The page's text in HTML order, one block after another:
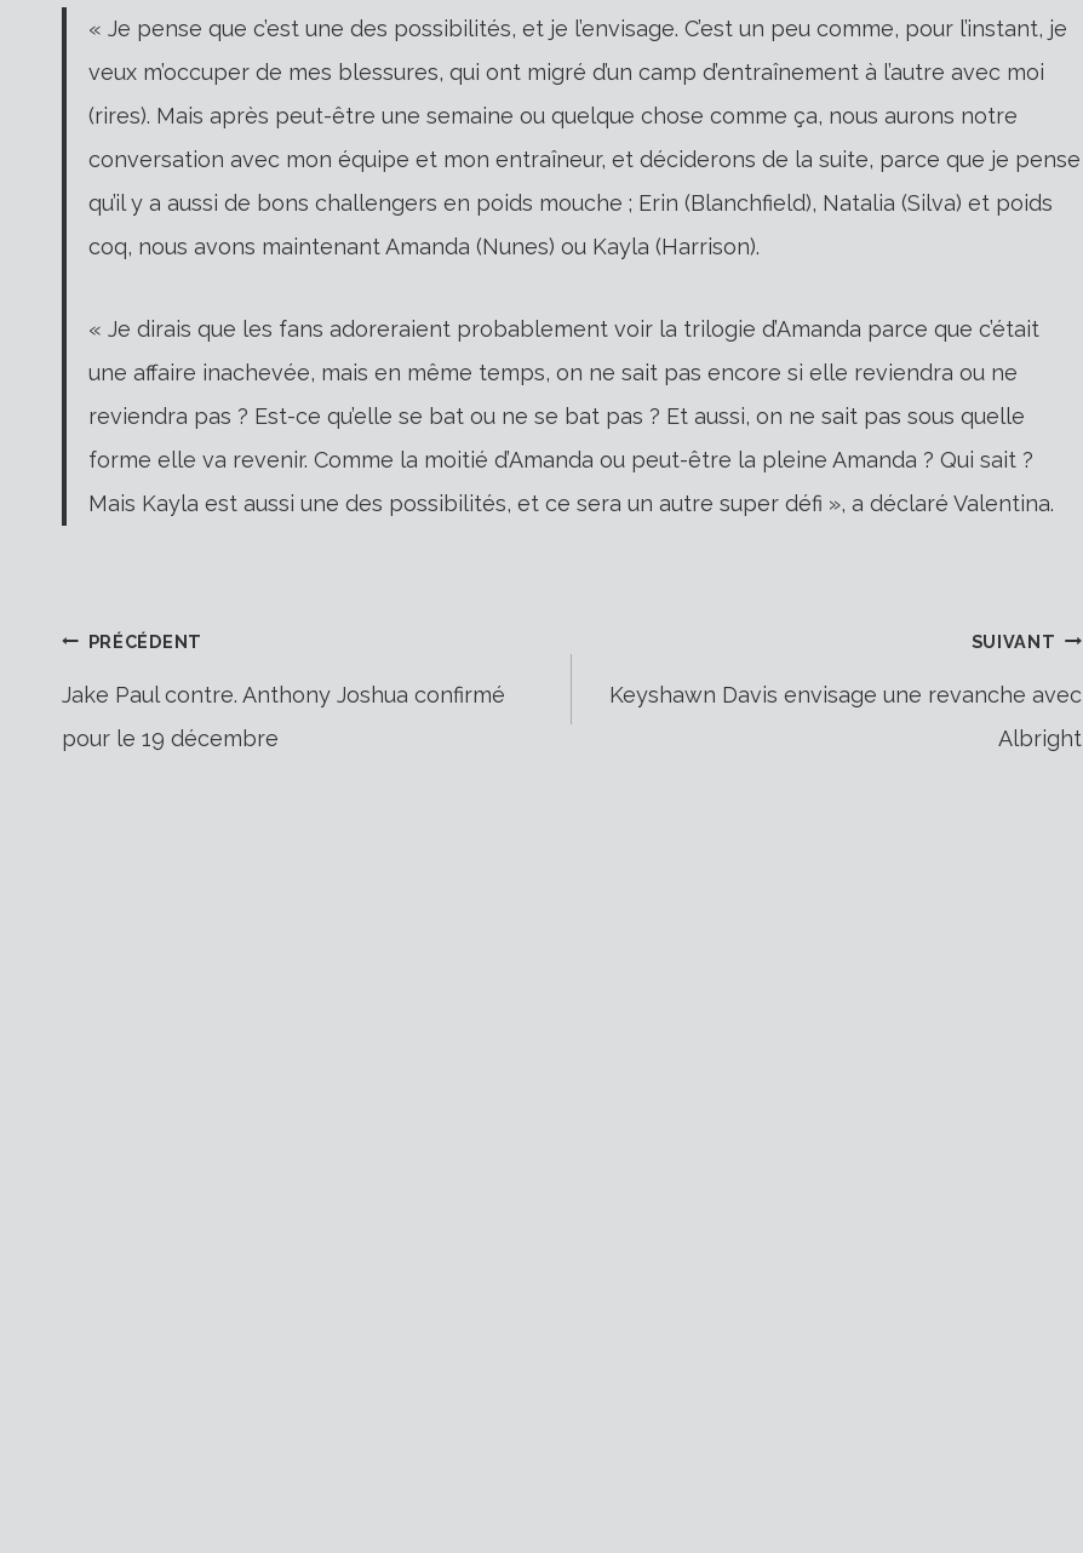
« Je pense que c’est une des possibilités, et je l’envisage. C’est un peu comme, pour l’instant, je
veux m’occuper de mes blessures, qui ont migré d’un camp d’entraînement à l’autre avec moi
(rires). Mais après peut-être une semaine ou quelque chose comme ça, nous aurons notre
conversation avec mon équipe et mon entraîneur, et déciderons de la suite, parce que je pense
qu’il y a aussi de bons challengers en poids mouche ; Erin (Blanchfield), Natalia (Silva) et poids
coq, nous avons maintenant Amanda (Nunes) ou Kayla (Harrison).
« Je dirais que les fans adoreraient probablement voir la trilogie d’Amanda parce que c’était
une affaire inachevée, mais en même temps, on ne sait pas encore si elle reviendra ou ne
reviendra pas ? Est-ce qu’elle se bat ou ne se bat pas ? Et aussi, on ne sait pas sous quelle
forme elle va revenir. Comme la moitié d’Amanda ou peut-être la pleine Amanda ? Qui sait ?
Mais Kayla est aussi une des possibilités, et ce sera un autre super défi », a déclaré Valentina.
Navigation
PRÉCÉDENT
Jake Paul contre. Anthony Joshua confirmé
pour le 19 décembre
SUIVANT
Keyshawn Davis envisage une revanche avec
Albright